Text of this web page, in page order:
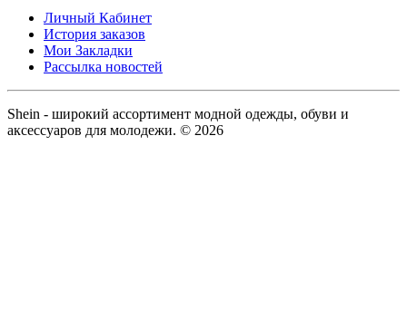
Личный Кабинет
История заказов
Мои Закладки
Рассылка новостей
Shein - широкий ассортимент модной одежды, обуви и
аксессуаров для молодежи. © 2026